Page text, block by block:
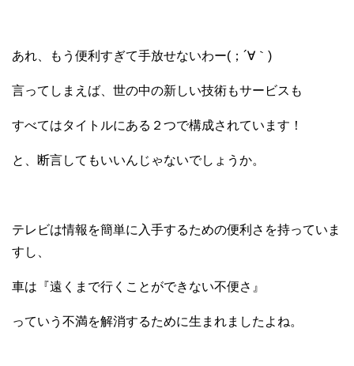
あれ、もう便利すぎて手放せないわー(；´∀｀)
言ってしまえば、 世の中の新しい技術もサービスも
すべてはタイトルにある ２つで構成されています！
と、断言してもいいんじゃないでしょうか。
テレビは情報を簡単に入手するための便利さを持っていま
すし、
車は『遠くまで行くことができない不便さ』
っていう不満を解消するために生まれましたよね。